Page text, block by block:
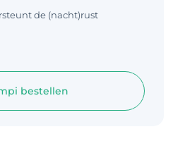
de (nacht)rust
bestellen